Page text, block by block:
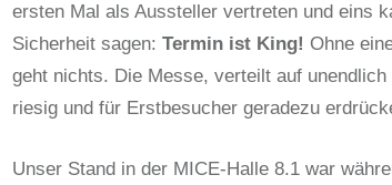
ersten Mal als Aussteller vertreten und eins
Sicherheit sagen:Termin ist King! Ohne
geht nichts. Die Messe, verteilt auf
riesig und für Erstbesucher geradezu
Unser Stand in der MICE-Halle 8.1 war